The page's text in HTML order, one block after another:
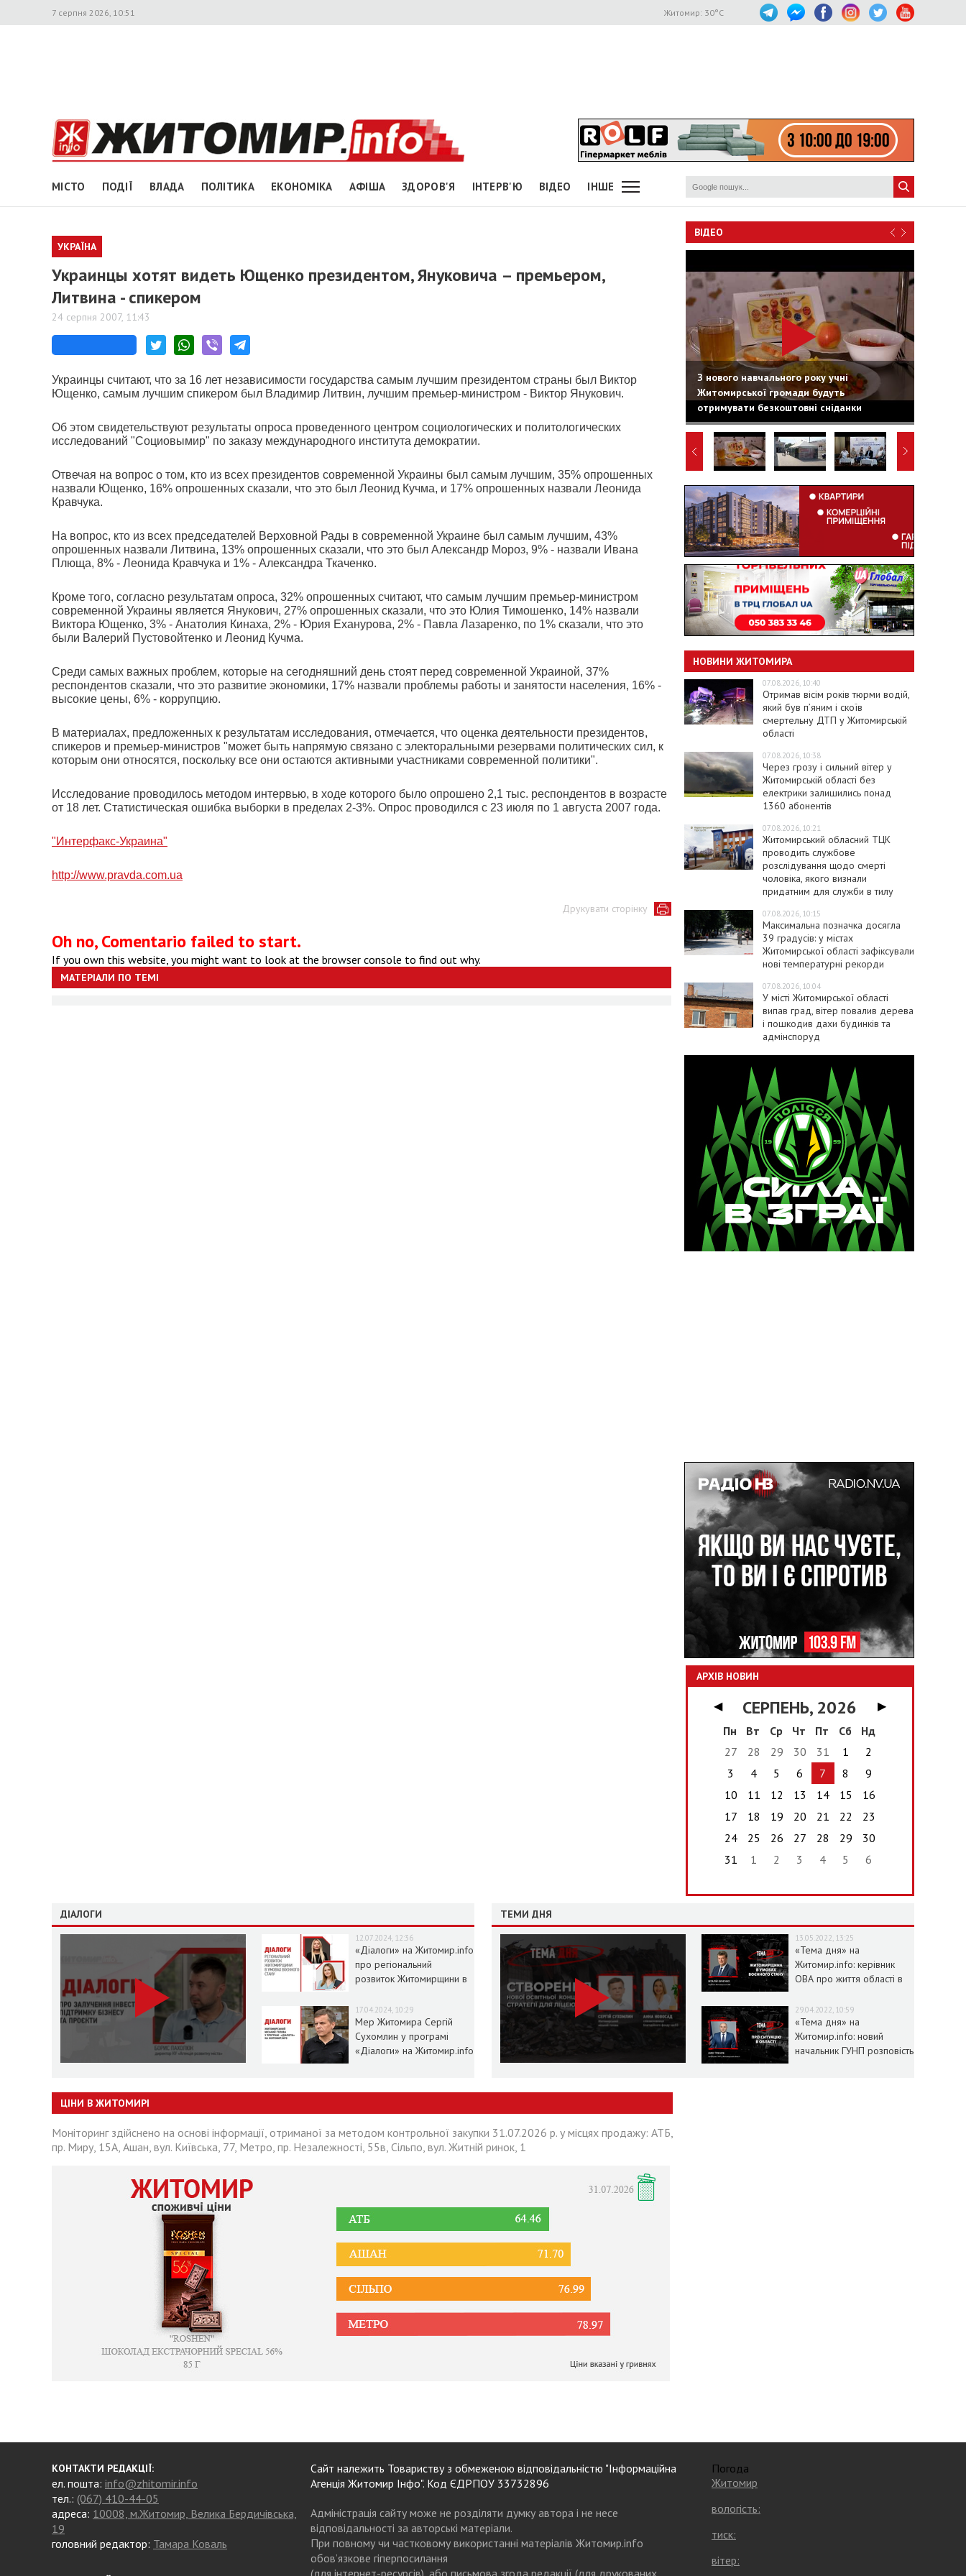
7 серпня 2026, 10:51 Житомир: 30°C
МІСТО ПОДІЇ ВЛАДА ПОЛІТИКА ЕКОНОМІКА АФІША ЗДОРОВ'Я ІНТЕРВ'Ю ВІДЕО ІНШЕ
УКРАЇНА
Украинцы хотят видеть Ющенко президентом, Януковича – премьером,
Литвина - спикером
24 серпня 2007, 11:43
Украинцы считают, что за 16 лет независимости государства самым лучшим президентом страны был Виктор
Ющенко, самым лучшим спикером был Владимир Литвин, лучшим премьер-министром - Виктор Янукович.
Об этом свидетельствуют результаты опроса проведенного центром социологических и политологических
исследований "Социовымир" по заказу международного института демократии.
Отвечая на вопрос о том, кто из всех президентов современной Украины был самым лучшим, 35% опрошенных
назвали Ющенко, 16% опрошенных сказали, что это был Леонид Кучма, и 17% опрошенных назвали Леонида
Кравчука.
На вопрос, кто из всех председателей Верховной Рады в современной Украине был самым лучшим, 43%
опрошенных назвали Литвина, 13% опрошенных сказали, что это был Александр Мороз, 9% - назвали Ивана
Плюща, 8% - Леонида Кравчука и 1% - Александра Ткаченко.
Кроме того, согласно результатам опроса, 32% опрошенных считают, что самым лучшим премьер-министром
современной Украины является Янукович, 27% опрошенных сказали, что это Юлия Тимошенко, 14% назвали
Виктора Ющенко, 3% - Анатолия Кинаха, 2% - Юрия Еханурова, 2% - Павла Лазаренко, по 1% сказали, что это
были Валерий Пустовойтенко и Леонид Кучма.
Среди самых важных проблем, которые на сегодняшний день стоят перед современной Украиной, 37%
респондентов сказали, что это развитие экономики, 17% назвали проблемы работы и занятости населения, 16% -
высокие цены, 6% - коррупцию.
В материалах, предложенных к результатам исследования, отмечается, что оценка деятельности президентов,
спикеров и премьер-министров "может быть напрямую связано с электоральными резервами политических сил, к
которым они относятся, поскольку все они остаются активными участниками современной политики".
Исследование проводилось методом интервью, в ходе которого было опрошено 2,1 тыс. респондентов в возрасте
от 18 лет. Статистическая ошибка выборки в пределах 2-3%. Опрос проводился с 23 июля по 1 августа 2007 года.
"Интерфакс-Украина"
http://www.pravda.com.ua
Друкувати сторінку
Oh no, Comentario failed to start.
If you own this website, you might want to look at the browser console to find out why.
МАТЕРІАЛИ ПО ТЕМІ
ВІДЕО
З нового навчального року учні
Житомирської громади будуть
отримувати безкоштовні сніданки
НОВИНИ ЖИТОМИРА
07.08.2026, 10:40
Отримав вісім років тюрми водій,
який був п’яним і скоїв
смертельну ДТП у Житомирській
області
07.08.2026, 10:38
Через грозу і сильний вітер у
Житомирській області без
електрики залишились понад
1360 абонентів
07.08.2026, 10:21
Житомирський обласний ТЦК
проводить службове
розслідування щодо смерті
чоловіка, якого визнали
придатним для служби в тилу
07.08.2026, 10:15
Максимальна позначка досягла
39 градусів: у містах
Житомирської області зафіксували
нові температурні рекорди
07.08.2026, 10:04
У місті Житомирської області
випав град, вітер повалив дерева
і пошкодив дахи будинків та
адмінспоруд
АРХІВ НОВИН
◀ СЕРПЕНЬ, 2026
▶
Пн
Вт Ср Чт Пт Сб
Нд
27
28 29 30 31 1
2
3
4 5 6 7 8
9
10
11 12 13 14 15
16
17
18 19 20 21 22
23
24
25 26 27 28 29
30
31
1 2 3 4 5 6
ДІАЛОГИ
12.07.2024, 12:36
«Діалоги» на Житомир.info
про регіональний
розвиток Житомирщини в
17.04.2024, 10:29
Мер Житомира Сергій
Сухомлин у програмі
«Діалоги» на Житомир.info
ТЕМИ ДНЯ
13.05.2022, 13:25
«Тема дня» на
Житомир.info: керівник
ОВА про життя області в
29.04.2022, 10:59
«Тема дня» на
Житомир.info: новий
начальник ГУНП розповість
ЦІНИ В ЖИТОМИРІ
Моніторинг здійснено на основі інформації, отриманої за методом контрольної закупки 31.07.2026 р. у місцях продажу: АТБ,
пр. Миру, 15А, Ашан, вул. Київська, 77, Метро, пр. Незалежності, 55в, Сільпо, вул. Житній ринок, 1
КОНТАКТИ РЕДАКЦІЇ:
ел. пошта: info@zhitomir.info
тел.: (067) 410-44-05
адреса: 10008, м.Житомир, Велика Бердичівська,
19
головний редактор: Тамара Коваль
Сайт належить Товариству з обмеженою відповідальністю "Інформаційна
Агенція Житомир Інфо". Код ЄДРПОУ 33732896
Адміністрація сайту може не розділяти думку автора і не несе
відповідальності за авторські матеріали.
При повному чи частковому використанні матеріалів Житомир.info
обов’язкове гіперпосилання
(для інтернет-ресурсів), або письмова згода редакції (для друкованих
Погода
Житомир
вологість:
тиск:
вітер: